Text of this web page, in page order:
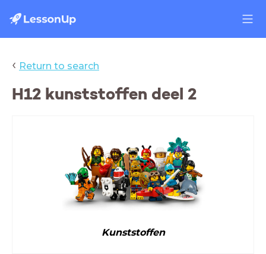
‹ Return to search
H12 kunststoffen deel 2
Kunststoffen